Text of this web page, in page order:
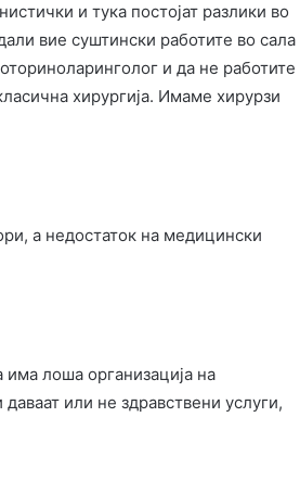
и тука постојат разлики во
вие суштински работите во сала
и да не работите
хирургија. Имаме хирурзи
а недостаток на медицински
има лоша организација на
или не здравствени услуги,